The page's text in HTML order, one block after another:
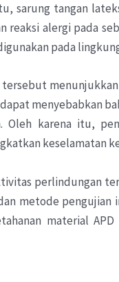
sarung tangan
reaksi alergi pada
pada
menunjukkan
menyebabkan
Oleh karena itu,
keselamatan
perlindungan
metode pengujian
material